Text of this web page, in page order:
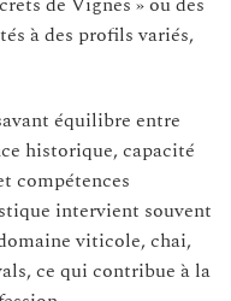
à des profils variés,
équilibre entre
historique, capacité
compétences
intervient souvent
viticole, chai,
ce qui contribue à la